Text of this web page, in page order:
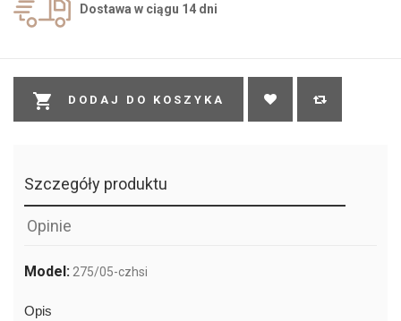
Dostawa w ciągu 14 dni
 DODAJ DO KOSZYKA
Szczegóły produktu
Opinie
Model: 275/05-czhsi
Opis